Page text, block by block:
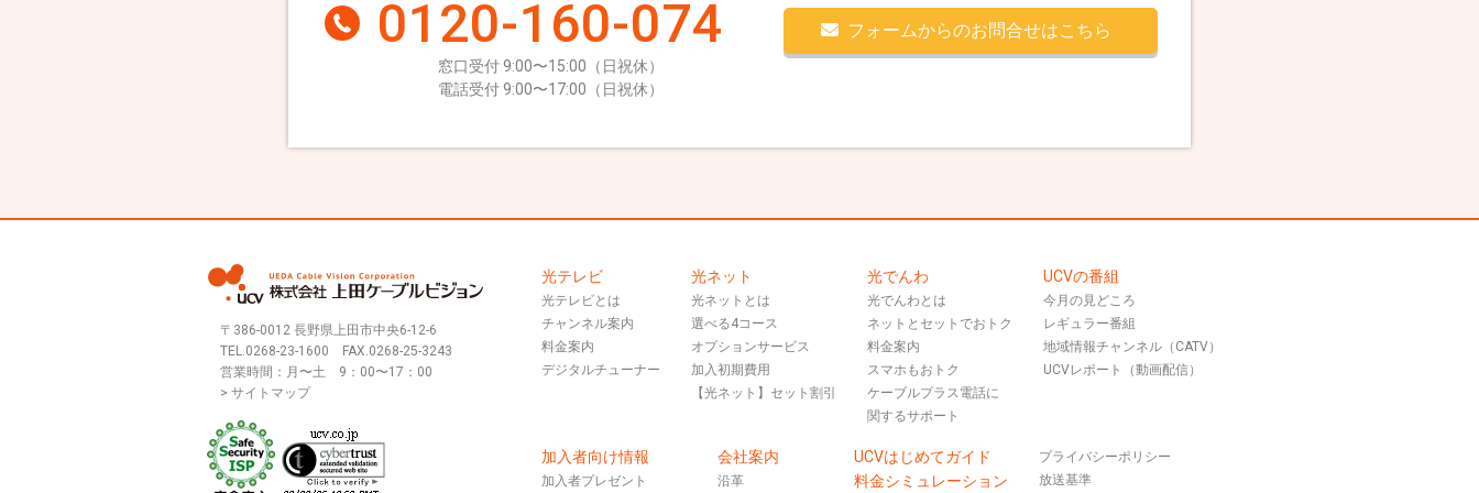
0120-160-074
窓口受付 9:00〜15:00（日祝休）
電話受付 9:00〜17:00（日祝休）
フォームからのお問合せはこちら
〒386-0012 長野県上田市中央6-12-6
TEL.0268-23-1600 FAX.0268-25-3243
営業時間：月〜土 9：00〜17：00
> サイトマップ
光テレビ
光テレビとは
チャンネル案内
料金案内
デジタルチューナー
光ネット
光ネットとは
選べる4コース
オプションサービス
加入初期費用
【光ネット】セット割引
光でんわ
光でんわとは
ネットとセットでおトク
料金案内
スマホもおトク
ケーブルプラス電話に
関するサポート
UCVの番組
今月の見どころ
レギュラー番組
地域情報チャンネル（CATV）
UCVレポート（動画配信）
加入者向け情報
加入者プレゼント
会社案内
沿革
UCVはじめてガイド
料金シミュレーション
プライバシーポリシー
放送基準